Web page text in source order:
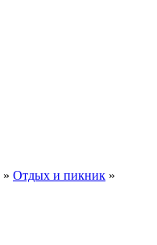
» Отдых и пикник »